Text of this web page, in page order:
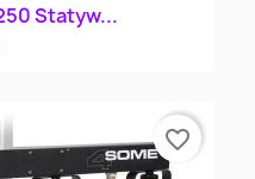
Statyw...
favorite_border